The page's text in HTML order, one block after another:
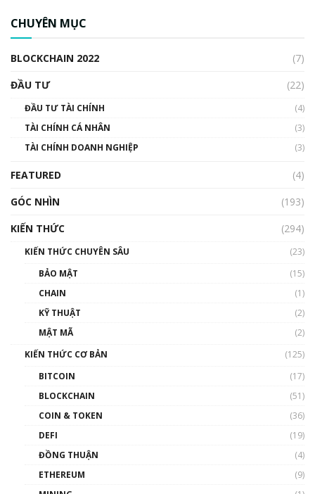
00:02:14
Nhìn lại năm 2022: Những sự kiện ảnh hưởng
đến hệ sinh thái tiền mã hoá | Phổ cập
00:43:47
như thể nào?
00:39:31
Phổ cập Blockchain
CHUYÊN MỤC
BLOCKCHAIN 2022
(7)
ĐẦU TƯ
(22)
ĐẦU TƯ TÀI CHÍNH
(4)
TÀI CHÍNH CÁ NHÂN
(3)
TÀI CHÍNH DOANH NGHIỆP
(3)
FEATURED
(4)
GÓC NHÌN
(193)
KIẾN THỨC
(294)
KIẾN THỨC CHUYÊN SÂU
(23)
BẢO MẬT
(15)
CHAIN
(1)
KỸ THUẬT
(2)
MẬT MÃ
(2)
KIẾN THỨC CƠ BẢN
(125)
BITCOIN
(17)
BLOCKCHAIN
(51)
COIN & TOKEN
(36)
DEFI
(19)
ĐỒNG THUẬN
(4)
ETHEREUM
(9)